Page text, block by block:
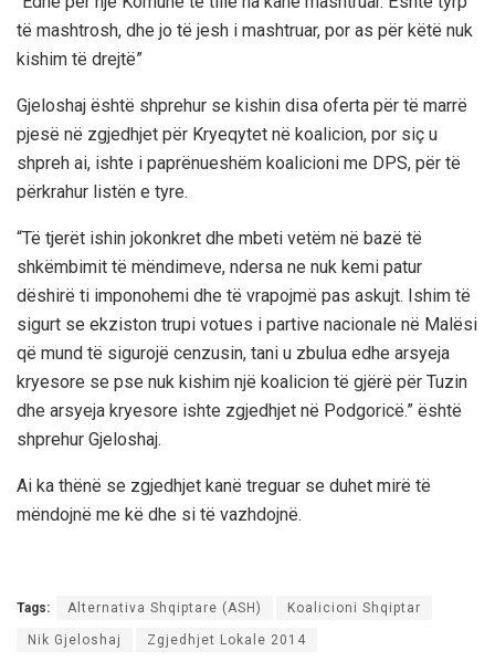
të mashtrosh, dhe jo të jesh i mashtruar, por as për këtë nuk
kishim të drejtë”
Gjeloshaj është shprehur se kishin disa oferta për të marrë
pjesë në zgjedhjet për Kryeqytet në koalicion, por siç u
shpreh ai, ishte i paprënueshëm koalicioni me DPS, për të
përkrahur listën e tyre.
“Të tjerët ishin jokonkret dhe mbeti vetëm në bazë të
shkëmbimit të mëndimeve, ndersa ne nuk kemi patur
dëshirë ti imponohemi dhe të vrapojmë pas askujt. Ishim të
sigurt se ekziston trupi votues i partive nacionale në Malësi
që mund të sigurojë cenzusin, tani u zbulua edhe arsyeja
kryesore se pse nuk kishim një koalicion të gjërë për Tuzin
dhe arsyeja kryesore ishte zgjedhjet në Podgoricë.” është
shprehur Gjeloshaj.
Ai ka thënë se zgjedhjet kanë treguar se duhet mirë të
mëndojnë me kë dhe si të vazhdojnë.
Tags: Alternativa Shqiptare (ASH) Koalicioni Shqiptar
Nik Gjeloshaj Zgjedhjet Lokale 2014